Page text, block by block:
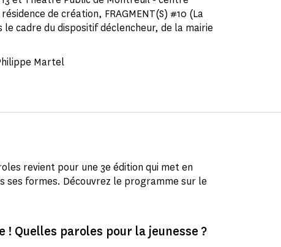
de création, FRAGMENT(S) #10 (La
le cadre du dispositif déclencheur, de la mairie
Martel
revient pour une 3e édition qui met en
ses formes. Découvrez le programme sur le
! Quelles paroles pour la jeunesse ?